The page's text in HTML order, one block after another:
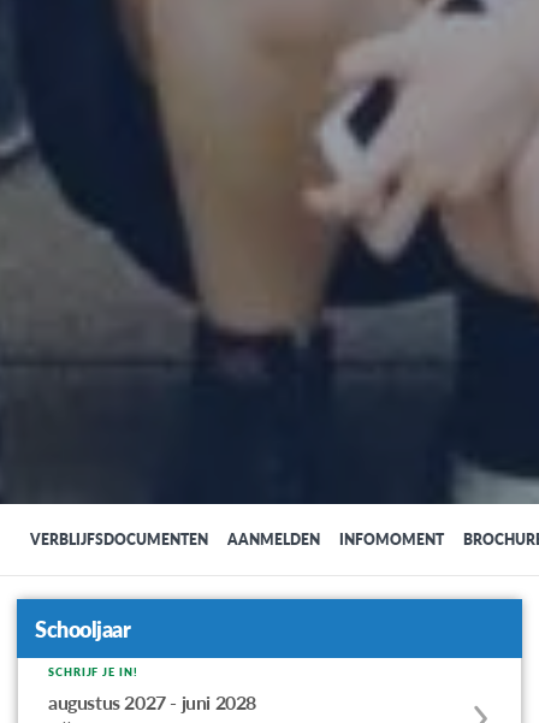
VERBLIJFSDOCUMENTEN AANMELDEN INFOMOMENT
Schooljaar
Apply
to
SCHRIJF JE IN!
augustus 2027 - juni 2028